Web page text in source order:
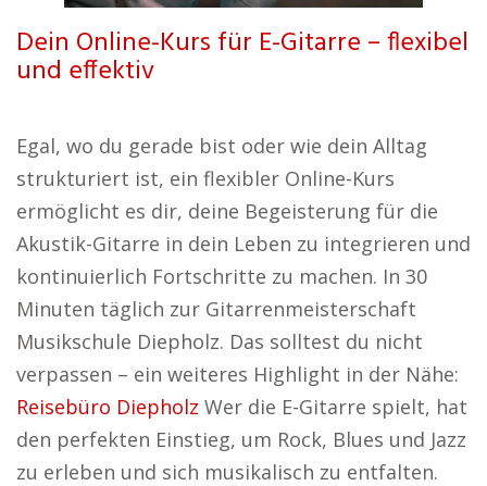
Dein Online-Kurs für E-Gitarre – flexibel
und effektiv
Egal, wo du gerade bist oder wie dein Alltag
strukturiert ist, ein flexibler Online-Kurs
ermöglicht es dir, deine Begeisterung für die
Akustik-Gitarre in dein Leben zu integrieren und
kontinuierlich Fortschritte zu machen. In 30
Minuten täglich zur Gitarrenmeisterschaft
Musikschule Diepholz. Das solltest du nicht
verpassen – ein weiteres Highlight in der Nähe:
Reisebüro Diepholz Wer die E-Gitarre spielt, hat
den perfekten Einstieg, um Rock, Blues und Jazz
zu erleben und sich musikalisch zu entfalten.